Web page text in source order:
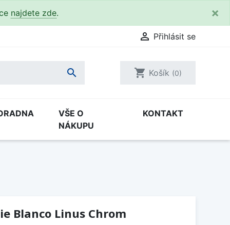
najdete zde. ×
 Přihlásit se
 shopping_cart Košík (0)
VŠE O
NÁKUPU
KONTAKT
Blanco Linus Chrom